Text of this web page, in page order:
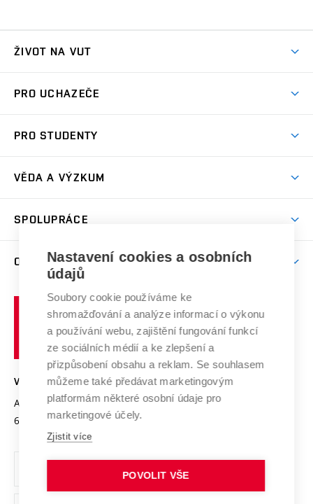
ŽIVOT NA VUT
Koleje
Sport na VUT
PRO UCHAZEČE
Dny otevřených dveří
Celoživotní vzdělávání
E-přihláška
PRO STUDENTY
Harmonogram akademického roku
Závěrečné práce
Doktorské studium
Zpracování osobních údajů studentů
Sociální bezpečí
Studium bez bariér
Podpora podnikání
VĚDA A VÝZKUM
Mezinárodní vědecká rada
Systém zajišťování kvality výzkumu
Výzkumné infrastruktury
Transfer znalostí
Open Science
Projekty
Projekty ze strukturálních fondů
Specifický výzkum
SPOLUPRÁCE
Firemní spolupráce
Zahraniční spolupráce
Spolupráce se školami
Mezinárodní dohody
Univerzitní sítě
O UNIVERZITĚ
Profil univerzity
Udržitelná univerzita
Podnikavá univerzita / ContriBUTe
Bezpečná univerzita
Vyznamenání
Organizační struktura
Ochrana osobních údajů
učení
technické
Brně
VYSOKÉ UČENÍ TECHNICKÉ V BRNĚ
Antonínská 548/1
602 00 Brno
www.vut.cz
vut@vutbr.cz
Nastavení cookies a osobních
údajů
Soubory cookie používáme ke
shromažďování a analýze informací o výkonu
a používání webu, zajištění fungování funkcí
ze sociálních médií a ke zlepšení a
přizpůsobení obsahu a reklam. Se souhlasem
můžeme také předávat marketingovým
platformám některé osobní údaje pro
marketingové účely.
Zjistit více
POVOLIT VŠE